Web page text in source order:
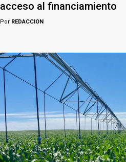
acceso al financiamiento
Por REDACCION